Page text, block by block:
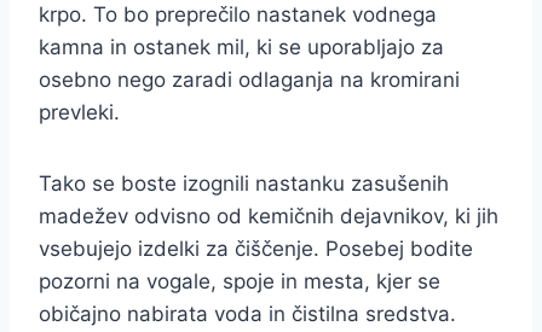
krpo. To bo preprečilo nastanek vodnega
kamna in ostanek mil, ki se uporabljajo za
osebno nego zaradi odlaganja na kromirani
prevleki.
Tako se boste izognili nastanku zasušenih
madežev odvisno od kemičnih dejavnikov, ki jih
vsebujejo izdelki za čiščenje. Posebej bodite
pozorni na vogale, spoje in mesta, kjer se
običajno nabirata voda in čistilna sredstva.